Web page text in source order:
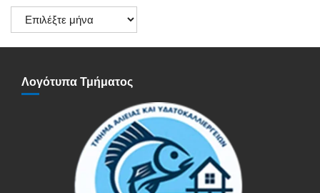
Ιστορικό
Ανακοινώσεων
Λογότυπα Τμήματος